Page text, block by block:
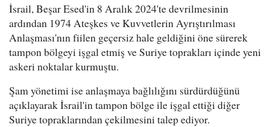
İsrail, Beşar Esed'in 8 Aralık 2024'te devrilmesinin
ardından 1974 Ateşkes ve Kuvvetlerin Ayrıştırılması
Anlaşması'nın fiilen geçersiz hale geldiğini öne sürerek
tampon bölgeyi işgal etmiş ve Suriye toprakları içinde yeni
askeri noktalar kurmuştu.
Şam yönetimi ise anlaşmaya bağlılığını sürdürdüğünü
açıklayarak İsrail'in tampon bölge ile işgal ettiği diğer
Suriye topraklarından çekilmesini talep ediyor.